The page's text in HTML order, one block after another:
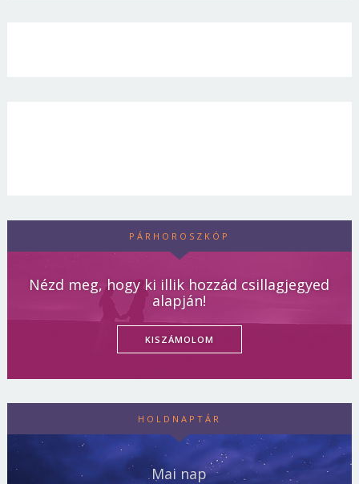
PÁRHOROSZKÓP
Nézd meg, hogy ki illik hozzád csillagjegyed
alapján!
KISZÁMOLOM
HOLDNAPTÁR
Mai nap